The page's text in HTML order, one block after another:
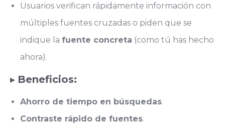
Usuarios verifican rápidamente información con
múltiples fuentes cruzadas o piden que se
indique la fuente concreta (como tú has hecho
ahora).
▸ Beneficios:
Ahorro de tiempo en búsquedas.
Contraste rápido de fuentes.